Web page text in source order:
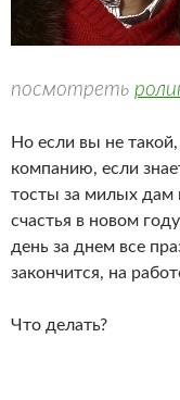
посмотреть
Но если вы не
компанию, если
тосты за милых дам
счастья в новом
день за днем все
закончится, на
Что делать?